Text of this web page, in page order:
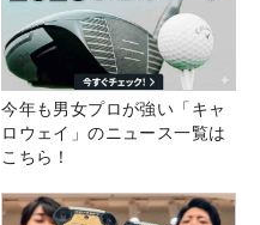
今年も男女プロが強い「キャ
ロウェイ」のニュース一覧は
こちら！